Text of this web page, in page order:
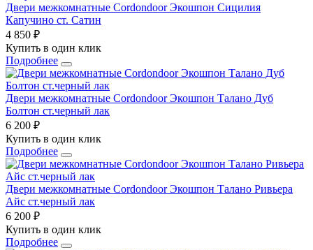
Двери межкомнатные Cordondoor Экошпон Сицилия
Капучино ст. Сатин
4 850 ₽
Купить в один клик
Подробнее
Двери межкомнатные Cordondoor Экошпон Талано Дуб
Болтон ст.черный лак
6 200 ₽
Купить в один клик
Подробнее
Двери межкомнатные Cordondoor Экошпон Талано Ривьера
Айс ст.черный лак
6 200 ₽
Купить в один клик
Подробнее